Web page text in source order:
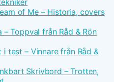
of Me – Historia, covers
Toppval från Råd & Rön
i test – Vinnare från Råd &
Skrivbord – Trotten,